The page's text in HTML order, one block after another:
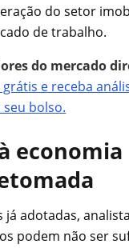
do setor
de trabalho.
do mercado
grátis e receba
bolso.
economia
já adotadas,
podem não ser